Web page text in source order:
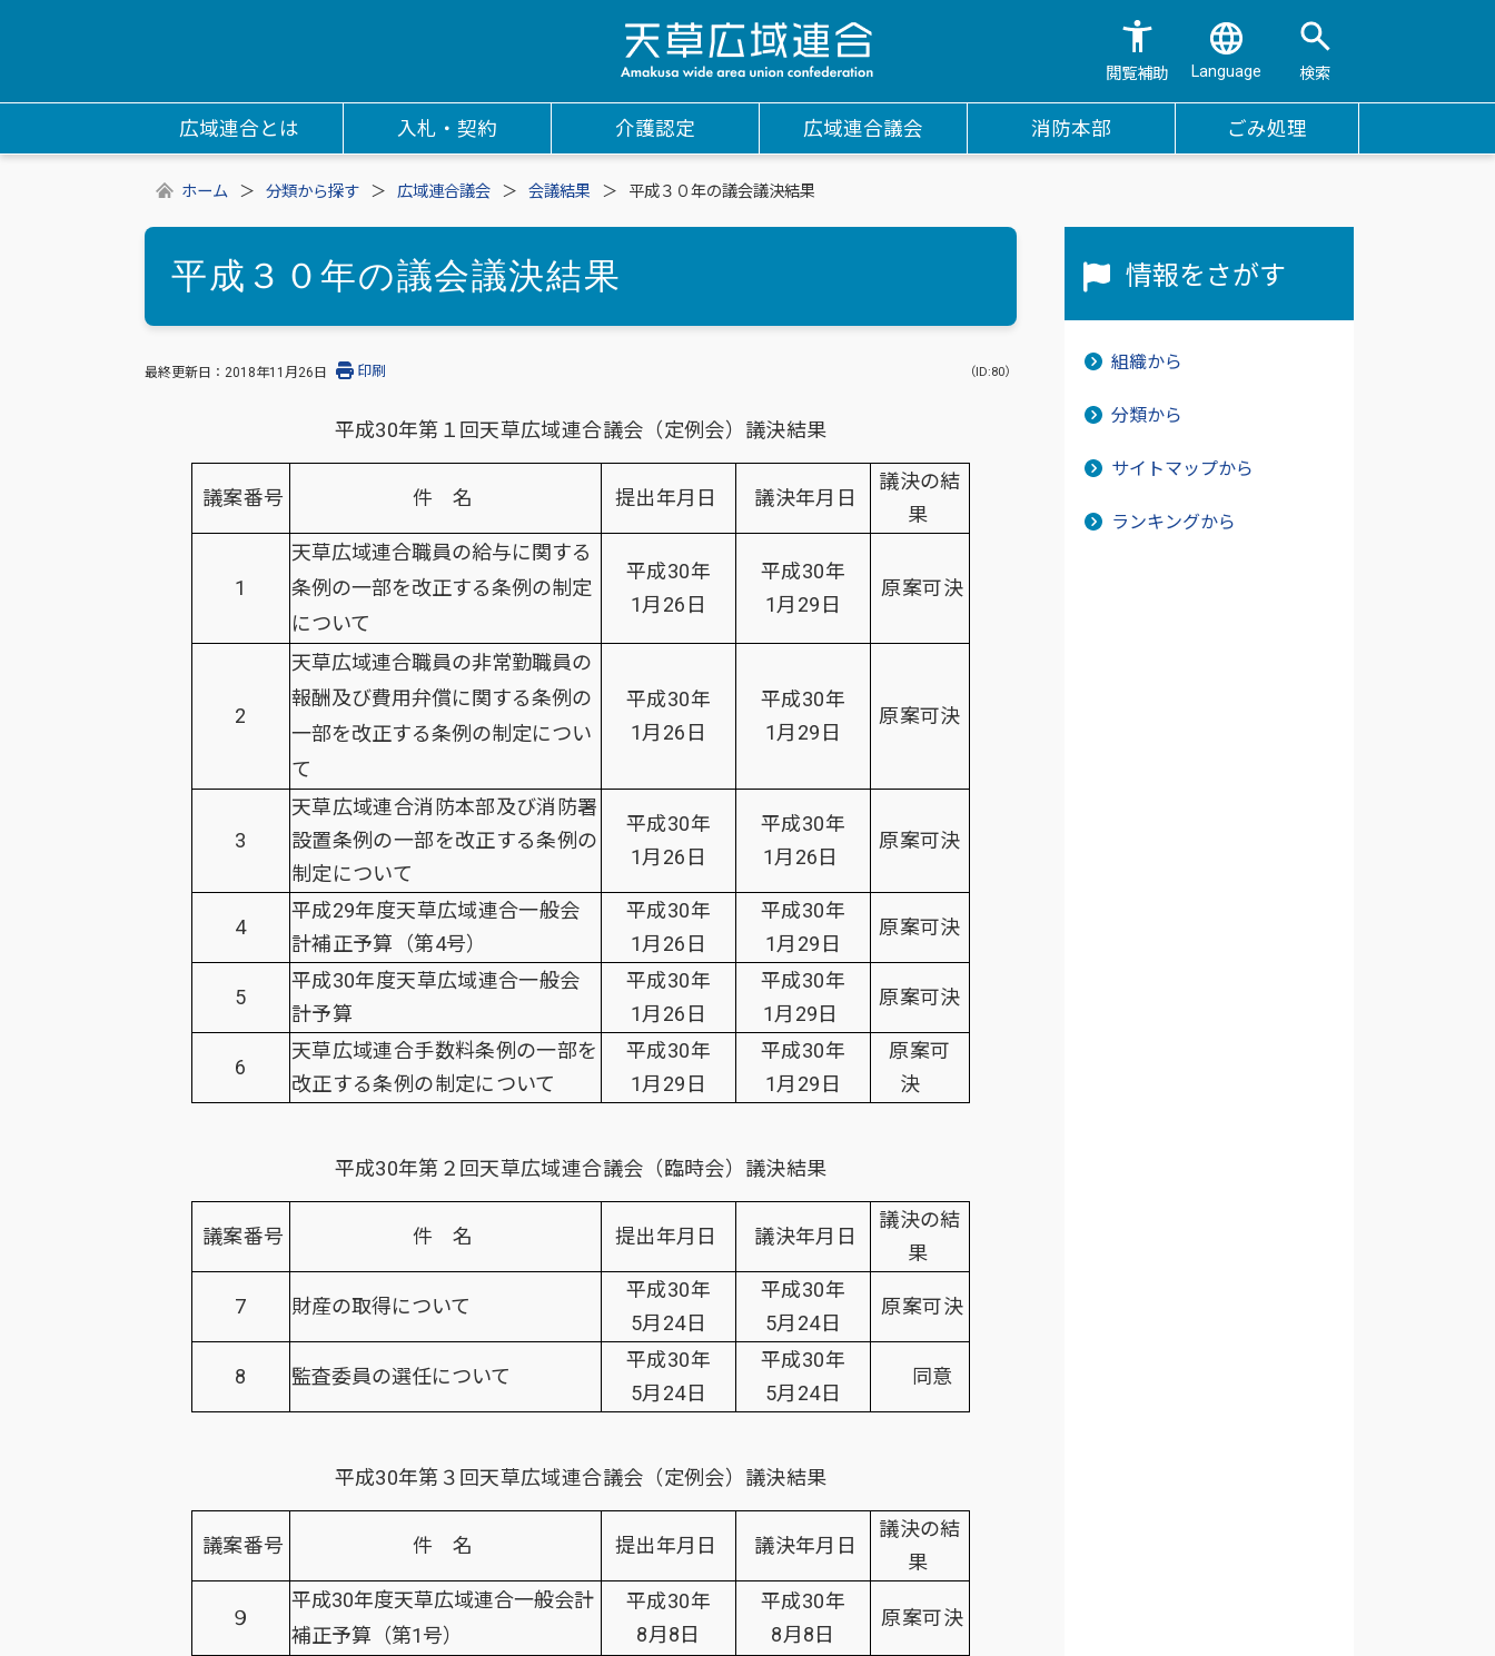
閲覧補助 Language 検索
広域連合とは 入札・契約 介護認定 広域連合議会 消防本部 ごみ処理
ホーム 分類から探す 広域連合議会 会議結果 平成３０年の議会議決結果
平成３０年の議会議決結果
最終更新日： 2018年11月26日 （ID:80）
印刷
平成30年第１回天草広域連合議会（定例会）議決結果
議案番号 件 名 提出年月日 議決年月日
議決の結
果
1
天草広域連合職員の給与に関する
条例の一部を改正する条例の制定
について
平成30年
1月26日
平成30年
1月29日
原案可決
2
天草広域連合職員の非常勤職員の
報酬及び費用弁償に関する条例の
一部を改正する条例の制定につい
て
平成30年
1月26日
平成30年
1月29日
原案可決
3
天草広域連合消防本部及び消防署
設置条例の一部を改正する条例の
制定について
平成30年
1月26日
平成30年
1月26日
原案可決
4
平成29年度天草広域連合一般会
計補正予算（第4号）
平成30年
1月26日
平成30年
1月29日
原案可決
5
平成30年度天草広域連合一般会
計予算
平成30年
1月26日
平成30年
1月29日
原案可決
6
天草広域連合手数料条例の一部を
改正する条例の制定について
平成30年
1月29日
平成30年
1月29日
原案可
決
平成30年第２回天草広域連合議会（臨時会）議決結果
議案番号 件 名 提出年月日 議決年月日
議決の結
果
7 財産の取得について
平成30年
5月24日
平成30年
5月24日
原案可決
8 監査委員の選任について
平成30年
5月24日
平成30年
5月24日
同意
平成30年第３回天草広域連合議会（定例会）議決結果
議案番号 件 名 提出年月日 議決年月日
議決の結
果
９
平成30年度天草広域連合一般会計
補正予算（第1号）
平成30年
8月8日
平成30年
8月8日
原案可決
情報をさがす
組織から
分類から
サイトマップから
ランキングから